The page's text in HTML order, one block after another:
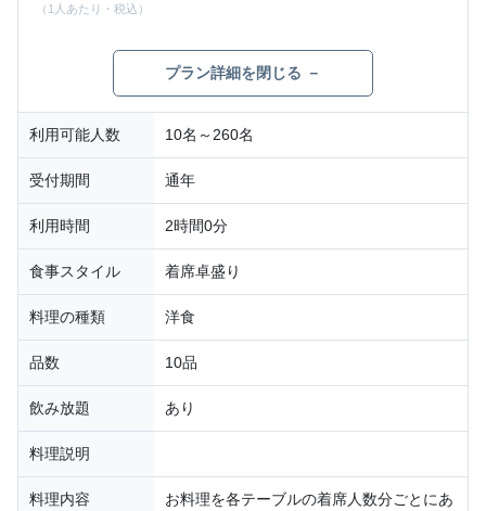
（1人あたり・税込）
プラン詳細を閉じる －
利用可能人数 10名～260名
受付期間 通年
利用時間 2時間0分
食事スタイル 着席卓盛り
料理の種類 洋食
品数 10品
飲み放題 あり
料理説明
料理内容
お料理を各テーブルの着席人数分ごとにあ